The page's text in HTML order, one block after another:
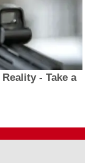
- Take a